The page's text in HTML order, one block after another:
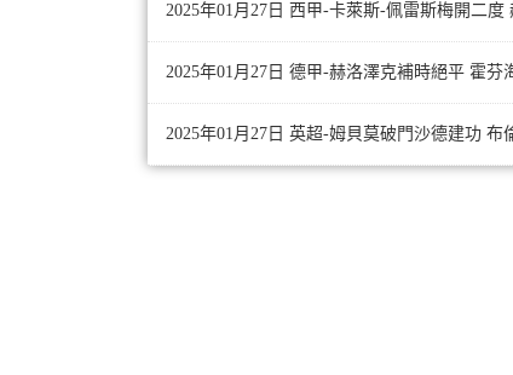
2025年01月27日 西甲-卡萊斯-佩雷斯梅開二度
2025年01月27日 德甲-赫洛澤克補時絕平 霍芬
2025年01月27日 英超-姆貝莫破門沙德建功 布